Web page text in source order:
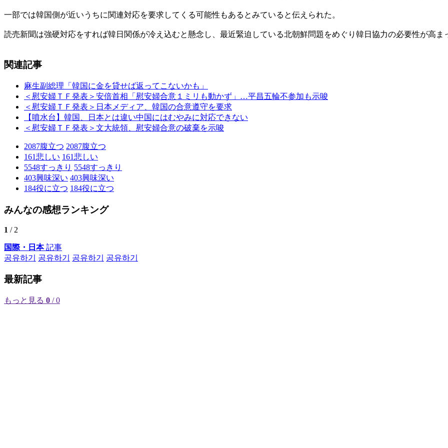
一部では韓国側が近いうちに関連対応を要求してくる可能性もあるとみていると伝えられた。
読売新聞は強硬対応をすれば韓日関係が冷え込むと懸念し、最近緊迫している北朝鮮問題をめぐり韓日協力の必要性が高ま
関連記事
麻生副総理「韓国に金を貸せば返ってこないかも」
＜慰安婦ＴＦ発表＞安倍首相「慰安婦合意１ミリも動かず」…平昌五輪不参加も示唆
＜慰安婦ＴＦ発表＞日本メディア、韓国の合意遵守を要求
【噴水台】韓国、日本とは違い中国にはむやみに対応できない
＜慰安婦ＴＦ発表＞文大統領、慰安婦合意の破棄を示唆
2087腹立つ 2087腹立つ
161悲しい 161悲しい
5548すっきり 5548すっきり
403興味深い 403興味深い
184役に立つ 184役に立つ
みんなの感想ランキング
1 / 2
国際・日本記事
공유하기
공유하기 공유하기 공유하기
最新記事
もっと見る 0 / 0